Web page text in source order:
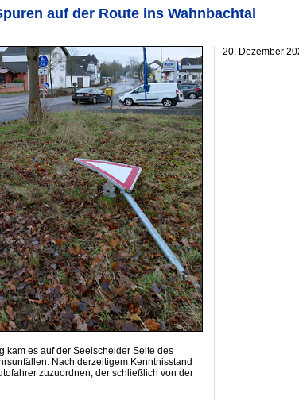
auf der Route ins Wahnbachtal
kam es auf der Seelscheider Seite des
Nach derzeitigem Kenntnisstand
zuzuordnen, der schließlich von der
20. Dezember